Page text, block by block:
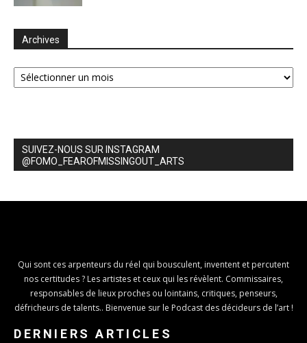
Archives
Archives
SUIVEZ-NOUS SUR INSTAGRAM
@FOMO_FEAROFMISSINGOUT_ARTS
Qui sont ces arpenteurs du réel qui bousculent, inventent et percutent
nos certitudes ? Les artistes et ceux qui les révèlent. Commissaires,
responsables de lieux proches ou lointains, critiques, penseurs,
défricheurs de talents.. Bienvenue sur le Podcast des décideurs de l’art !
DERNIERS ARTICLES